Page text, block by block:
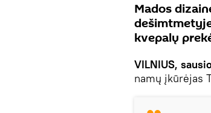
Mados
kvepalų
VILNIUS,
namų įkūrėjas